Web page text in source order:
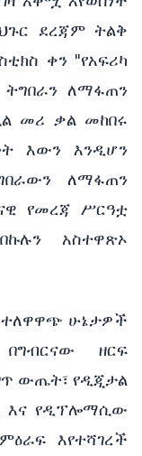
ደረጃም ትልቅ
ቀን "የአፍሪካ
ትግበራን ለማፋጠን
መሪ ቃል መከበሩ
እውን እንዲሆን
ለማፋጠን
የመረጃ ሥርዓቷ
አስተዋጽኦ
ተለዋዋጭ ሁኔታዎች
ዘርፍ
ውጤት፣ የዲጂታል
የዲፕሎማሲው
እየተሻገረች